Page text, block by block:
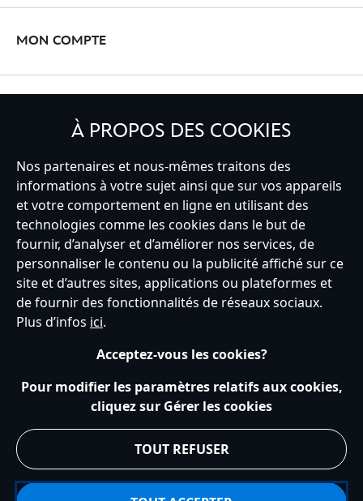
MON COMPTE
France
Service clients Conditions d’utilisation
Trouver un magasin
Plan du site
Règles de respect de la vie privée
Politique de cookies
Notice relative à la confidentialité
Conditions générales de vente
À PROPOS DES COOKIES
Nos partenaires et nous-mêmes traitons des
informations à votre sujet ainsi que sur vos appareils
et votre comportement en ligne en utilisant des
technologies comme les cookies dans le but de
fournir, d’analyser et d’améliorer nos services, de
personnaliser le contenu ou la publicité affiché sur ce
site et d’autres sites, applications ou plateformes et
de fournir des fonctionnalités de réseaux sociaux.
Plus d’infos ici.
Acceptez-vous les cookies?
Pour modifier les paramètres relatifs aux cookies,
cliquez sur Gérer les cookies
TOUT REFUSER